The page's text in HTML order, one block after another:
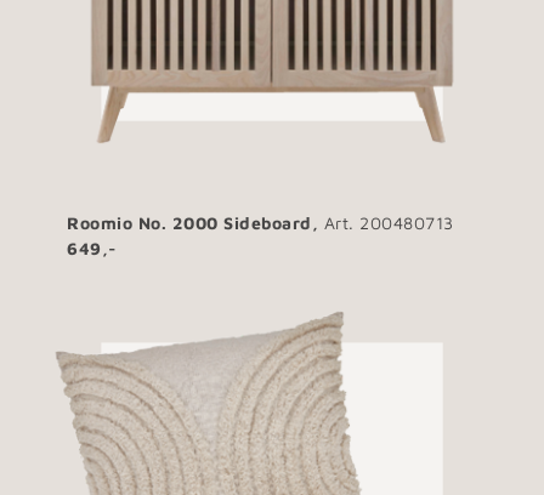
Roomio No. 2000 Sideboard, Art. 200480713
649,-